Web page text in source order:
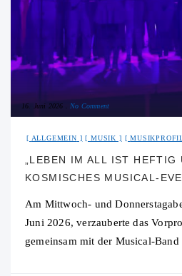
16. Juni 2026 No Comment
ALLGEMEIN MUSIK
„LEBEN IM ALL IST HEFTIG
KOSMISCHES MUSICAL-
Am Mittwoch- und
Juni 2026, verzauberte das
gemeinsam mit der Musical-